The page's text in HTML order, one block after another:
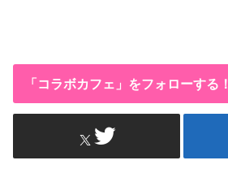
「コラボカフェ」をフォローする！